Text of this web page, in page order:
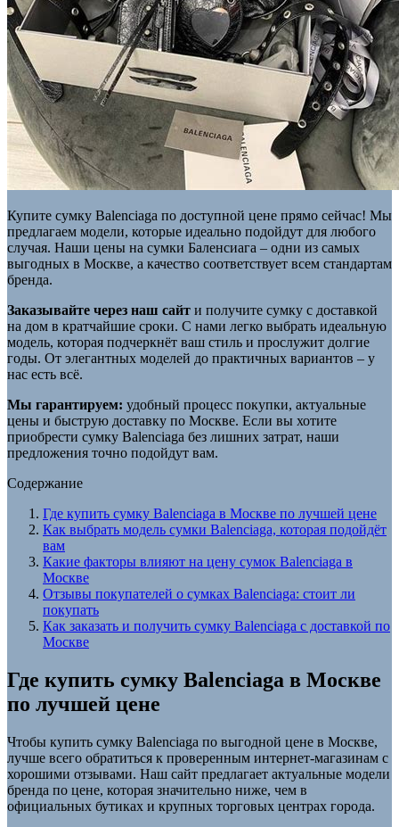
Купите сумку Balenciaga по доступной цене прямо сейчас! Мы
предлагаем модели, которые идеально подойдут для любого
случая. Наши цены на сумки Баленсиага – одни из самых
выгодных в Москве, а качество соответствует всем стандартам
бренда.
Заказывайте через наш сайт и получите сумку с доставкой
на дом в кратчайшие сроки. С нами легко выбрать идеальную
модель, которая подчеркнёт ваш стиль и прослужит долгие
годы. От элегантных моделей до практичных вариантов – у
нас есть всё.
Мы гарантируем: удобный процесс покупки, актуальные
цены и быструю доставку по Москве. Если вы хотите
приобрести сумку Balenciaga без лишних затрат, наши
предложения точно подойдут вам.
Содержание
Где купить сумку Balenciaga в Москве по лучшей цене
Как выбрать модель сумки Balenciaga, которая подойдёт
вам
Какие факторы влияют на цену сумок Balenciaga в
Москве
Отзывы покупателей о сумках Balenciaga: стоит ли
покупать
Как заказать и получить сумку Balenciaga с доставкой по
Москве
Где купить сумку Balenciaga в Москве
по лучшей цене
Чтобы купить сумку Balenciaga по выгодной цене в Москве,
лучше всего обратиться к проверенным интернет-магазинам с
хорошими отзывами. Наш сайт предлагает актуальные модели
бренда по цене, которая значительно ниже, чем в
официальных бутиках и крупных торговых центрах города.